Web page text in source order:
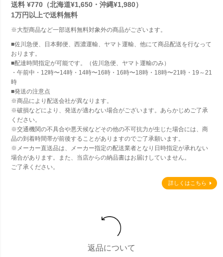
送料 ¥770（北海道¥1,650・沖縄¥1,980）
1万円以上で送料無料
※大型商品など一部送料無料対象外の商品がございます。
■佐川急便、日本郵便、西濃運輸、ヤマト運輸、他にて商品配送を行なって
おります。
■配達時間指定が可能です。（佐川急便、ヤマト運輸のみ）
・午前中・12時〜14時・14時〜16時・16時〜18時・18時〜21時・19～21
時
■発送の注意点
※商品により配送会社が異なります。
※破損などにより、発送が適わない場合がございます。あらかじめご了承
ください。
※交通機関の不具合や悪天候などその他の不可抗力が生じた場合には、商
品の到着時間帯が前後することがありますのでご了承願います。
※メーカー直送品は、メーカー指定の配送業者となり日時指定が承れない
場合があります。また、当店からの納品書はお届けしていません。
ご了承ください。
詳しくはこちら
返品について